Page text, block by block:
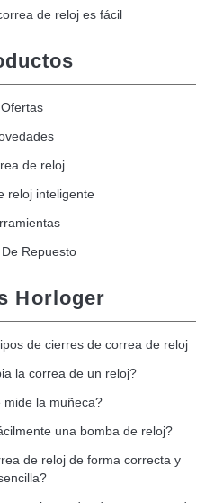
de reloj es fácil
Ofertas
de reloj
reloj inteligente
Repuesto
Horloger
de cierres de correa de reloj
la correa de un reloj?
mide la muñeca?
una bomba de reloj?
de reloj de forma correcta y